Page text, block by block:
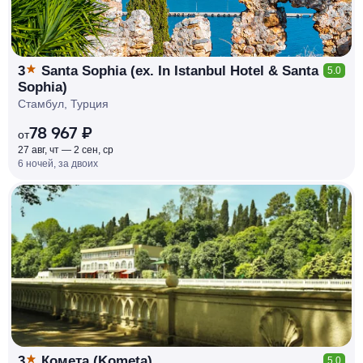
3
Santa Sophia (ex. In Istanbul Hotel & Santa
Sophia)
5.0
Стамбул, Турция
от78 967 ₽
27 авг, чт — 2 сен, ср
6 ночей, за двоих
КЕШБЭК
РУБЛЯ
МИ
Д
О 7
%
5.0